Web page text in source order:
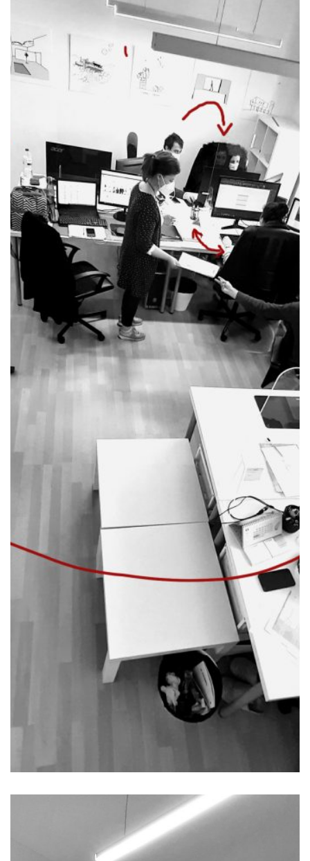
organização e serviços
a nossa empresa está centrada nos
serviços como um elemento integral.
posicionamo-nos num patamar
superior ao das tradicionais empresas
de serviços de arquitetura, engenharia
e consultadoria, pois oferecemos um
conjunto integrado de serviços sem
que para isso o cliente seja onerado.
é mais do que um local de
trabalho, assumimo-nos com um
parceiro com vocação comercial de
primeira qualidade, asseguramos aos
nossos clientes uma estável relação
custo /benefício e aos nossos
colaboradores, meios adequados e
justa compensação. somos um ponto
de encontro e um espaço onde
materializamos o nosso
conhecimento. não visamos o lucro
pelo lucro, nem monopolizar
mercados. ambicionamos a
excelência técnica, promovemos a
coesão territorial, a construção de um
ambiente sustentável, estamos
sempre com alegria e boa disposição,
somos rigorosos e gostamos de quem
gosta de trabalhar connosco.
atuação